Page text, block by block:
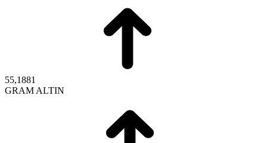
55,1881
GRAM ALTIN